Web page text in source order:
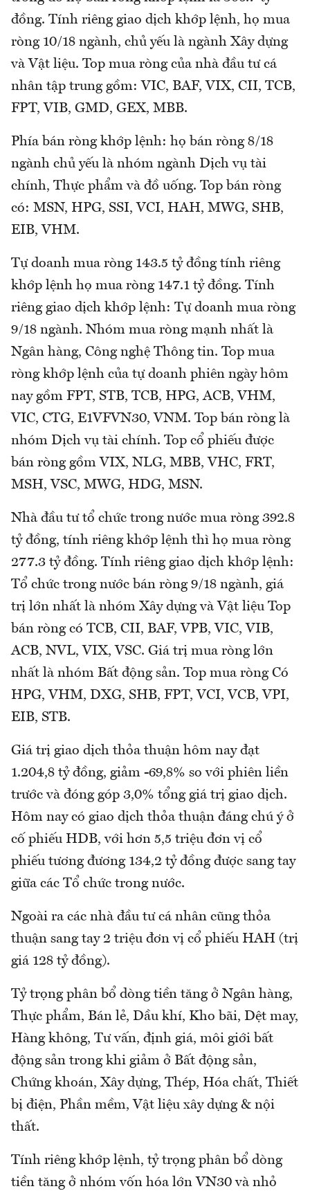
đồng. Tính riêng giao dịch khớp lệnh, họ mua
ròng 10/18 ngành, chủ yếu là ngành Xây dựng
và Vật liệu. Top mua ròng của nhà đầu tư cá
nhân tập trung gồm: VIC, BAF, VIX, CII, TCB,
FPT, VIB, GMD, GEX, MBB.
Phía bán ròng khớp lệnh: họ bán ròng 8/18
ngành chủ yếu là nhóm ngành Dịch vụ tài
chính, Thực phẩm và đồ uống. Top bán ròng
có: MSN, HPG, SSI, VCI, HAH, MWG, SHB,
EIB, VHM.
Tự doanh mua ròng 143.5 tỷ đồng tính riêng
khớp lệnh họ mua ròng 147.1 tỷ đồng. Tính
riêng giao dịch khớp lệnh: Tự doanh mua ròng
9/18 ngành. Nhóm mua ròng mạnh nhất là
Ngân hàng, Công nghệ Thông tin. Top mua
ròng khớp lệnh của tự doanh phiên ngày hôm
nay gồm FPT, STB, TCB, HPG, ACB, VHM,
VIC, CTG, E1VFVN30, VNM. Top bán ròng là
nhóm Dịch vụ tài chính. Top cổ phiếu được
bán ròng gồm VIX, NLG, MBB, VHC, FRT,
MSH, VSC, MWG, HDG, MSN.
Nhà đầu tư tổ chức trong nước mua ròng 392.8
tỷ đồng, tính riêng khớp lệnh thì họ mua ròng
277.3 tỷ đồng. Tính riêng giao dịch khớp lệnh:
Tổ chức trong nước bán ròng 9/18 ngành, giá
trị lớn nhất là nhóm Xây dựng và Vật liệu Top
bán ròng có TCB, CII, BAF, VPB, VIC, VIB,
ACB, NVL, VIX, VSC. Giá trị mua ròng lớn
nhất là nhóm Bất động sản. Top mua ròng Có
HPG, VHM, DXG, SHB, FPT, VCI, VCB, VPI,
EIB, STB.
Giá trị giao dịch thỏa thuận hôm nay đạt
1.204,8 tỷ đồng, giảm -69,8% so với phiên liền
trước và đóng góp 3,0% tổng giá trị giao dịch.
Hôm nay có giao dịch thỏa thuận đáng chú ý ở
cố phiếu HDB, với hơn 5,5 triệu đơn vị cổ
phiếu tương đương 134,2 tỷ đồng được sang tay
giữa các Tổ chức trong nước.
Ngoài ra các nhà đầu tư cá nhân cũng thỏa
thuận sang tay 2 triệu đơn vị cổ phiếu HAH (trị
giá 128 tỷ đồng).
Tỷ trọng phân bổ dòng tiền tăng ở Ngân hàng,
Thực phẩm, Bán lẻ, Dầu khí, Kho bãi, Dệt may,
Hàng không, Tư vấn, định giá, môi giới bất
động sản trong khi giảm ở Bất động sản,
Chứng khoán, Xây dựng, Thép, Hóa chất, Thiết
bị điện, Phần mềm, Vật liệu xây dựng & nội
thất.
Tính riêng khớp lệnh, tỷ trọng phân bổ dòng
tiền tăng ở nhóm vốn hóa lớn VN30 và nhỏ